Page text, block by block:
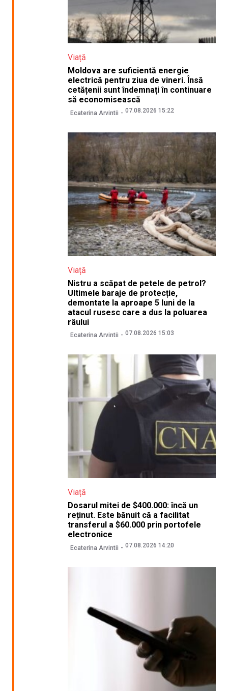
Viață
Moldova are suficientă energie
electrică pentru ziua de vineri. Însă
cetățenii sunt îndemnați în continuare
să economisească
Ecaterina Arvintii 07.08.2026 15:22
Viață
Nistru a scăpat de petele de petrol?
Ultimele baraje de protecție,
demontate la aproape 5 luni de la
atacul rusesc care a dus la poluarea
râului
Ecaterina Arvintii 07.08.2026 15:03
Viață
Dosarul mitei de $400.000: încă un
reținut. Este bănuit că a facilitat
transferul a $60.000 prin portofele
electronice
Ecaterina Arvintii 07.08.2026 14:20